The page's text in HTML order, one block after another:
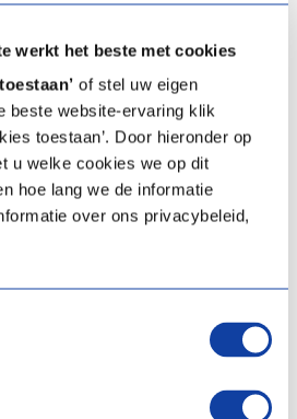
werkt het beste met cookies
of stel uw eigen
beste website-ervaring klik
toestaan’. Door hieronder op
u welke cookies we op dit
hoe lang we de informatie
over ons privacybeleid,
het Spider klimaatsysteem van Itho
over de plaats van